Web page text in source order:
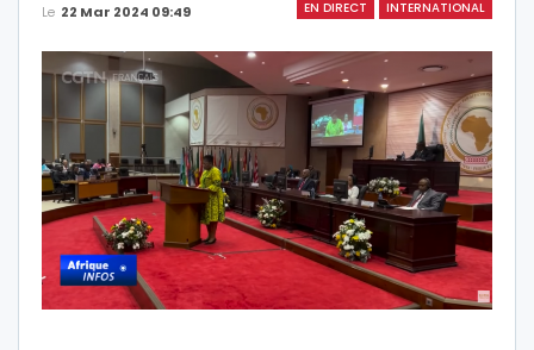
EN DIRECT INTERNATIONAL
Le 22 Mar 2024 09:49